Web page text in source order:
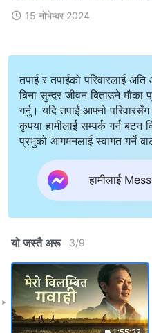
15 नोभेम्बर 2024
तपाई र तपाईको परिवारलाई
बिना सुन्दर जीवन बिताउने मौका
गर्नु। यदि तपाईं आफ्नो
कृपया हामीलाई सम्पर्क गर्न बटन
प्रभुको आगमनलाई स्वागत गर्ने
हामीलाई
यो जस्तै अरू 3/9